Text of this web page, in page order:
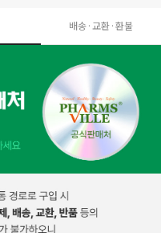
배송·교환·환불